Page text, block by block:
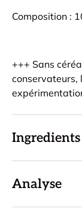
Composition :
+++ Sans
conservateurs,
Ingredients
Analyse